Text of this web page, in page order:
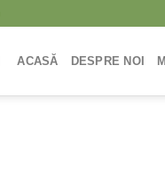
ACASĂ DESPRE NOI